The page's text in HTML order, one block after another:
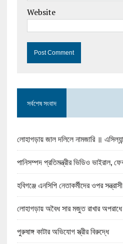
Website
সর্বশেষ সংবাদ
লোহাগড়ায় জাল দলিলে নামজারি ॥
পানিসম্পদ প্রতিমন্ত্রীর ভিডিও ভাইরাল,
হবিগঞ্জে এনসিপি নেতাকর্মীদের ওপর
লোহাগড়ায় অবৈধ সার মজুত রাখার অপরাধে
পুরুষাঙ্গ কাটার অভিযোগ স্ত্রীর বিরুদ্ধে